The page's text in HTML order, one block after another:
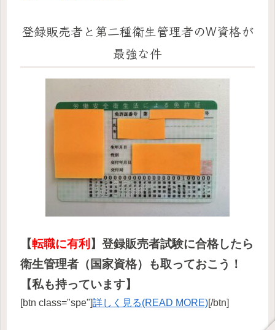
登録販売者と第二種衛生管理者のW資格が
最強な件
【転職に有利 】登録販売者試験に合格したら
衛生管理者（国家資格）も取っておこう！
【私も持っています】
[btn class="spe"]詳しく見る(READ MORE)[/btn]